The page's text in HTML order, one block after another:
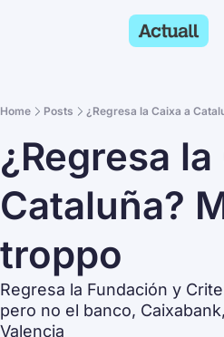
Home Posts ¿Regresa la Caixa a
¿Regresa
Cataluña?
troppo
Regresa la Fundación y
pero no el banco,
Valencia